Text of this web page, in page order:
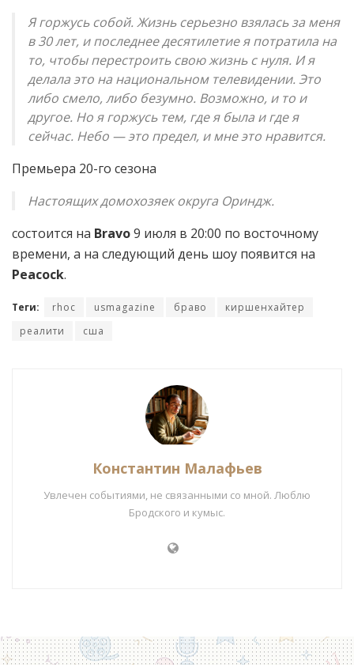
Я горжусь собой. Жизнь серьезно взялась за меня
в 30 лет, и последнее десятилетие я потратила на
то, чтобы перестроить свою жизнь с нуля. И я
делала это на национальном телевидении. Это
либо смело, либо безумно. Возможно, и то и
другое. Но я горжусь тем, где я была и где я
сейчас. Небо — это предел, и мне это нравится.
Премьера 20-го сезона
Настоящих домохозяек округа Ориндж.
состоится на Bravo9 июля в 20:00 по восточному
времени, а на следующий день шоу появится на
Peacock.
Теги: rhoc usmagazine браво
киршенхайтер
реалити
сша
Константин Малафьев
Увлечен событиями, не связанными со мной. Люблю
Бродского и кумыс.